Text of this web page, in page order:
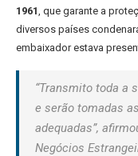
1961 , que garante a
diversos países
embaixador estava
“Transmito toda a
e serão tomadas
adequadas”,
Negócios